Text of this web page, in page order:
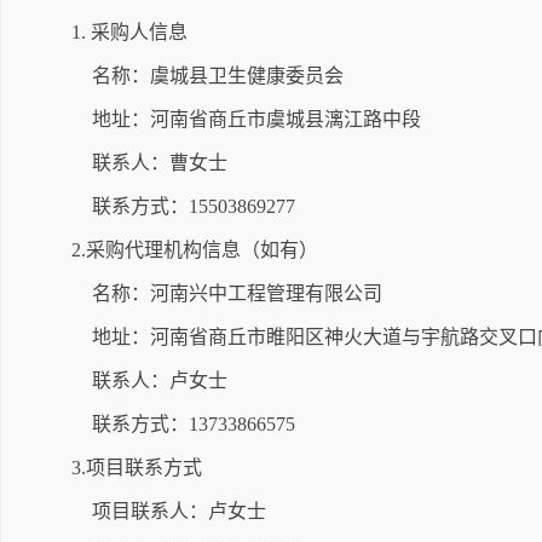
1. 采购人信息
名称：虞城县卫生健康委员会
地址：河南省商丘市虞城县漓江路中段
联系人：曹女士
联系方式：15503869277
2.采购代理机构信息（如有）
名称：河南兴中工程管理有限公司
地址：河南省商丘市睢阳区神火大道与宇航路交叉
联系人：卢女士
联系方式：13733866575
3.项目联系方式
项目联系人：卢女士